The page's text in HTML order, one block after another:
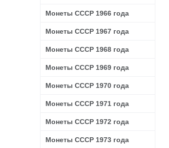
Монеты СССР 1966 года
Монеты СССР 1967 года
Монеты СССР 1968 года
Монеты СССР 1969 года
Монеты СССР 1970 года
Монеты СССР 1971 года
Монеты СССР 1972 года
Монеты СССР 1973 года